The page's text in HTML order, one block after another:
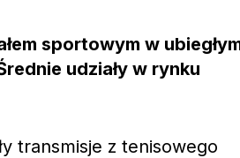
sportowym w
udziały w rynku
transmisje z tenisowego